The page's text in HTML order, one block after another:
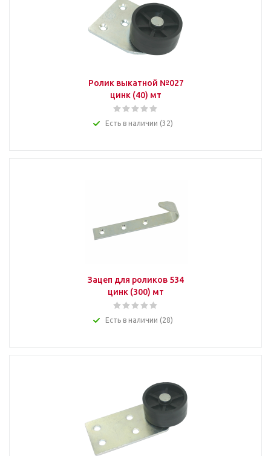
Ролик выкатной №027
цинк (40) мт
Есть в наличии (32)
Зацеп для роликов 534
цинк (300) мт
Есть в наличии (28)